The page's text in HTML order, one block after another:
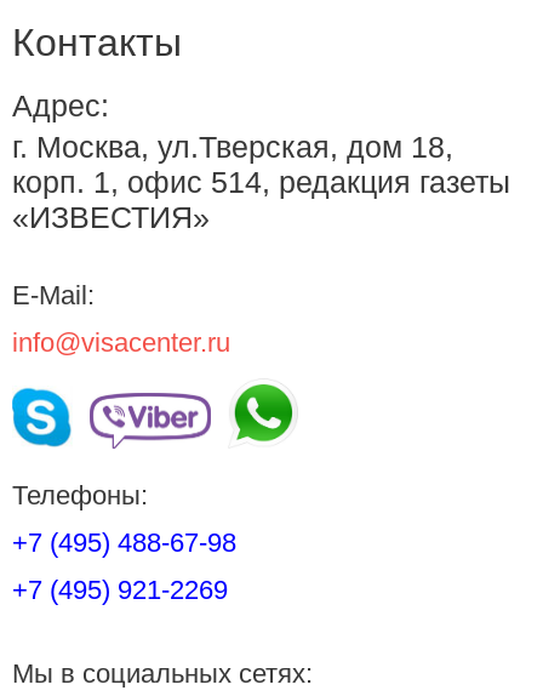
Контакты
Адрес:
г. Москва, ул.Тверская, дом 18,
корп. 1, офис 514, редакция газеты
«ИЗВЕСТИЯ»
E-Mail:
info@visacenter.ru
Телефоны:
+7 (495) 488-67-98
+7 (495) 921-2269
Мы в социальных сетях: